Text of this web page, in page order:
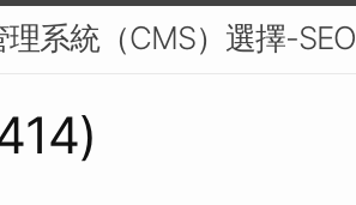
系統（CMS）選擇-SEO